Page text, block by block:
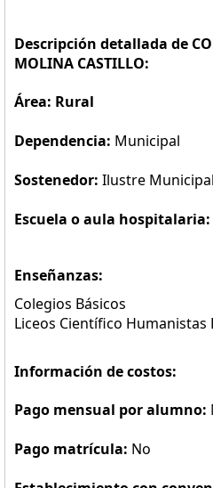
Descripción detallada de
MOLINA CASTILLO:
Área: Rural
Dependencia: Municipal
Sostenedor: Ilustre
Escuela o aula hospitalaria:
Enseñanzas:
Colegios Básicos
Liceos Científico Humanistas
Información de costos:
Pago mensual por alumno:
Pago matrícula: No